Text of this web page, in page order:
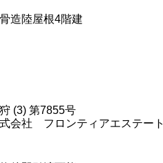
造陸屋根4階建
(3) 第7855号
会社 フロンティアエステート